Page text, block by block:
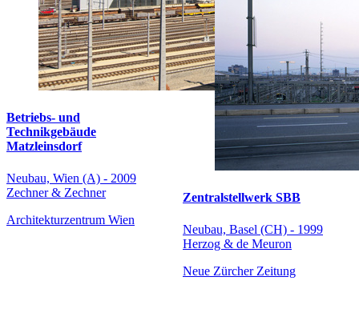
Betriebs- und
Technikgebäude
Matzleinsdorf
Neubau, Wien (A) - 2009
Zechner & Zechner
Architekturzentrum Wien
Zentralstellwerk SBB
Neubau, Basel (CH) - 1999
Herzog & de Meuron
Neue Zürcher Zeitung